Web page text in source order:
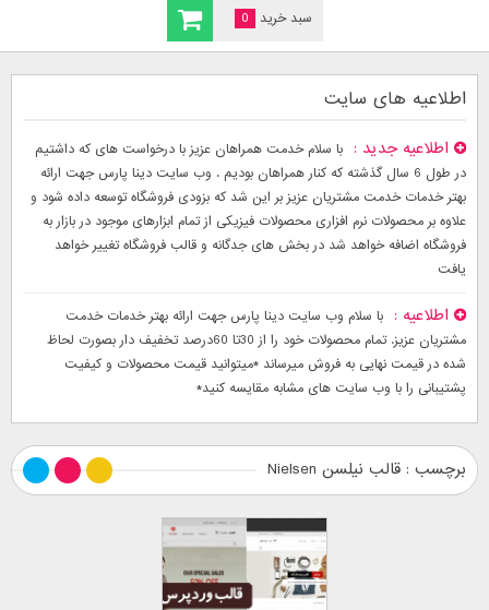
سبد خرید 0
اطلاعیه های سایت
اطلاعیه جدید
با سلام خدمت همراهان عزیز با درخواست های که داشتیم
در طول 6 سال گذشته که کنار همراهان بودیم . وب سایت دینا پارس جهت ارائه
بهتر خدمات خدمت مشتریان عزیز بر این شد که بزودی فروشگاه توسعه داده شود و
علاوه بر محصولات نرم افزاری محصولات فیزیکی از تمام ابزارهای موجود در بازار به
فروشگاه اضافه خواهد شد در بخش های جدگانه و قالب فروشگاه تغییر خواهد
یافت
اطلاعیه
با سلام وب سایت دینا پارس جهت ارائه بهتر خدمات خدمت
مشتریان عزیز. تمام محصولات خود را از 30تا 60درصد تخفیف دار بصورت لحاظ
شده در قیمت نهایی به فروش میرساند *میتوانید قیمت محصولات و کیفیت
پشتیبانی را با وب سایت های مشابه مقایسه کنید*
برچسب : قالب نیلسن Nielsen